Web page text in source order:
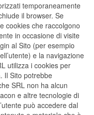
temporaneamente
il browser. Se
cookies che raccolgono
in occasione di visite
al Sito (per esempio
e la navigazione
utilizza i cookies per
Il Sito potrebbe
SRL non ha alcun
e altre tecnologie di
può accedere dal